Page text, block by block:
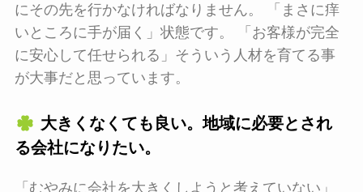
にその先を行かなければなりません。 「まさに痒
いところに手が届く」状態です。 「お客様が完全
に安心して任せられる」そういう人材を育てる事
が大事だと思っています。
大きくなくても良い。地域に必要とされ
る会社になりたい。
「むやみに会社を大きくしようと考えていない」